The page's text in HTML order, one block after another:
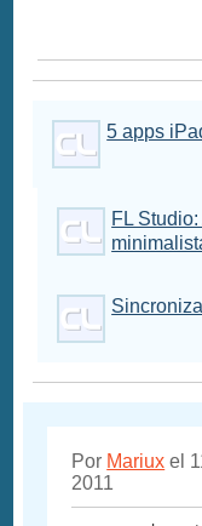
5 apps
FL
Por Mariux el
2011